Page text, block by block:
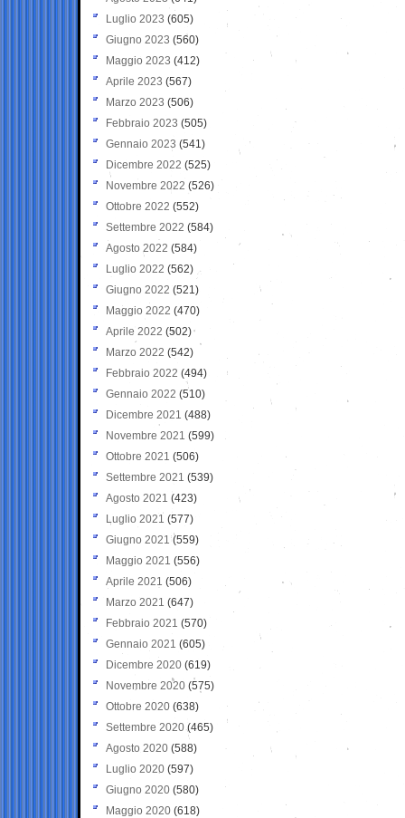
Luglio 2023 (605)
Giugno 2023 (560)
Maggio 2023 (412)
Aprile 2023 (567)
Marzo 2023 (506)
Febbraio 2023 (505)
Gennaio 2023 (541)
Dicembre 2022 (525)
Novembre 2022 (526)
Ottobre 2022 (552)
Settembre 2022 (584)
Agosto 2022 (584)
Luglio 2022 (562)
Giugno 2022 (521)
Maggio 2022 (470)
Aprile 2022 (502)
Marzo 2022 (542)
Febbraio 2022 (494)
Gennaio 2022 (510)
Dicembre 2021 (488)
Novembre 2021 (599)
Ottobre 2021 (506)
Settembre 2021 (539)
Agosto 2021 (423)
Luglio 2021 (577)
Giugno 2021(559)
Maggio 2021 (556)
Aprile 2021 (506)
Marzo 2021 (647)
Febbraio 2021 (570)
Gennaio 2021 (605)
Dicembre 2020 (619)
Novembre 2020 (575)
Ottobre 2020 (638)
Settembre 2020(465)
Agosto 2020 (588)
Luglio 2020 (597)
Giugno 2020 (580)
Maggio 2020 (618)